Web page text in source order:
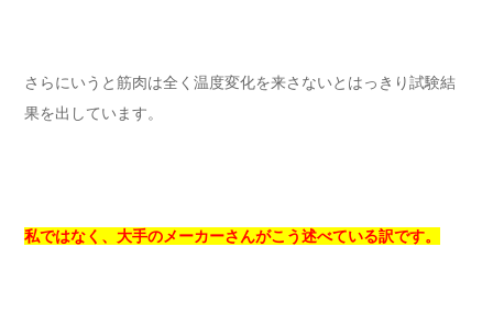
さらにいうと筋肉は全く温度変化を来さないとはっきり試験結
果を出しています。
私ではなく、大手のメーカーさんがこう述べている訳です。